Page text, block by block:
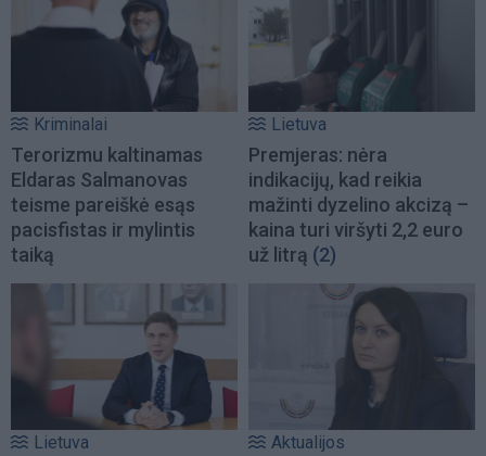
Kriminalai
Terorizmu kaltinamas
Eldaras Salmanovas
teisme pareiškė esąs
pacisfistas ir mylintis
taiką
Lietuva
Premjeras: nėra
indikacijų, kad reikia
mažinti dyzelino akcizą –
kaina turi viršyti 2,2 euro
už litrą (2)
Lietuva Aktualijos